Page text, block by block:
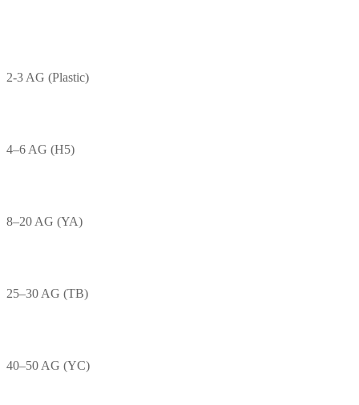
2-3 AG (Plastic)
4–6 AG (H5)
8–20 AG (YA)
25–30 AG (TB)
40–50 AG (YC)